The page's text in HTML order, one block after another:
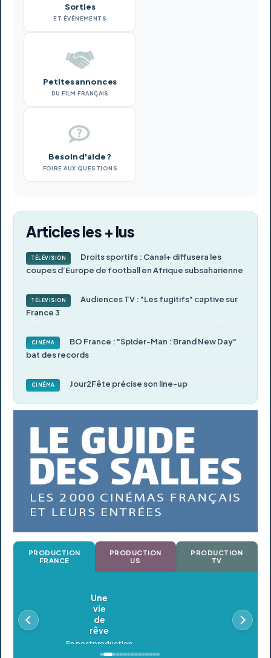
Sorties
ET ÉVÉNEMENTS
Petites annonces
DU FILM FRANÇAIS
Besoin d'aide ?
FOIRE AUX QUESTIONS
Articles les + lus
TÉLÉVISION
Droits sportifs : Canal+ diffusera les
coupes d’Europe de football en Afrique subsaharienne
TÉLÉVISION
Audiences TV : "Les fugitifs" captive sur
France 3
CINÉMA
BO France : "Spider-Man : Brand New Day"
bat des records
CINÉMA Jour2Fête précise son line-up
PRODUCTION
FRANCE
PRODUCTION
US
PRODUCTION
TV
Oldeupe
En postproduction